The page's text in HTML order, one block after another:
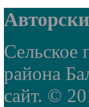
Сельское
района
сайт. ©